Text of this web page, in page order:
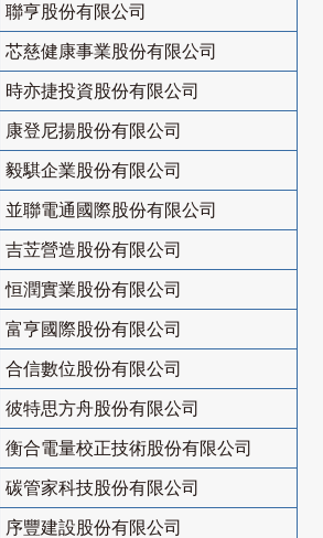
聯亨股份有限公司
芯慈健康事業股份有限公司
時亦捷投資股份有限公司
康登尼揚股份有限公司
毅騏企業股份有限公司
並聯電通國際股份有限公司
吉苙營造股份有限公司
恒潤實業股份有限公司
富亨國際股份有限公司
合信數位股份有限公司
彼特思方舟股份有限公司
衡合電量校正技術股份有限公司
碳管家科技股份有限公司
序豐建設股份有限公司